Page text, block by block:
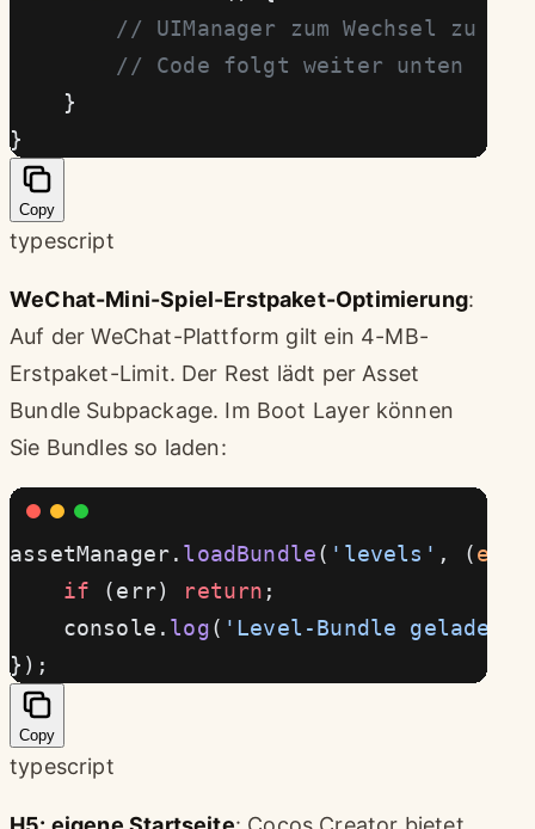
// UIManager zum Wechsel zu
        // Code folgt weiter unten
    }
}
Copy
typescript
WeChat-Mini-Spiel-Erstpaket-Optimierung:
Auf der WeChat-Plattform gilt ein 4-MB-
Erstpaket-Limit. Der Rest lädt per Asset
Bundle Subpackage. Im Boot Layer können
Sie Bundles so laden:
assetManager. loadBundle( 'levels' , (err
    if
(err) return ;
    console.
log( 'Level-Bundle geladen'
});
Copy
typescript